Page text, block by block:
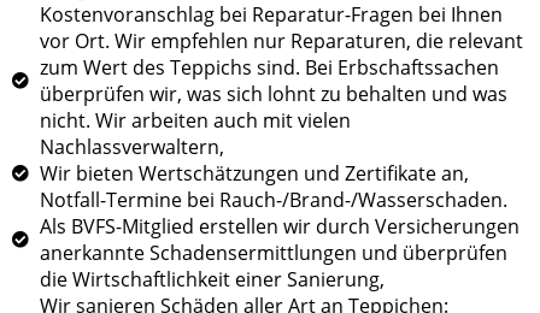
Kostenvoranschlag bei Reparatur-Fragen bei Ihnen
vor Ort. Wir empfehlen nur Reparaturen, die relevant
zum Wert des Teppichs sind. Bei Erbschaftssachen
überprüfen wir, was sich lohnt zu behalten und was
nicht. Wir arbeiten auch mit vielen
Nachlassverwaltern,
Wir bieten Wertschätzungen und Zertifikate an,
Notfall-Termine bei Rauch-/Brand-/Wasserschaden.
Als BVFS-Mitglied erstellen wir durch Versicherungen
anerkannte Schadensermittlungen und überprüfen
die Wirtschaftlichkeit einer Sanierung,
Wir sanieren Schäden aller Art an Teppichen: